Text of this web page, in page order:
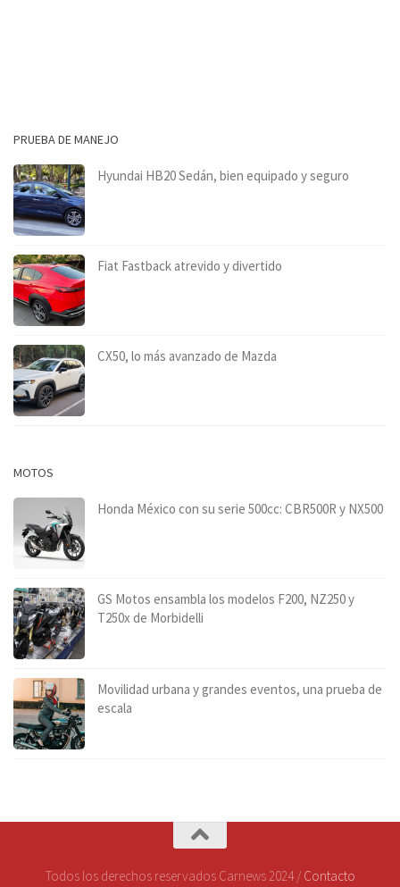
PRUEBA DE MANEJO
Hyundai HB20 Sedán, bien equipado y seguro
Fiat Fastback atrevido y divertido
CX50, lo más avanzado de Mazda
MOTOS
Honda México con su serie 500cc: CBR500R y NX500
GS Motos ensambla los modelos F200, NZ250 y
T250x de Morbidelli
Movilidad urbana y grandes eventos, una prueba de
escala
Todos los derechos reservados Carnews 2024 / Contacto